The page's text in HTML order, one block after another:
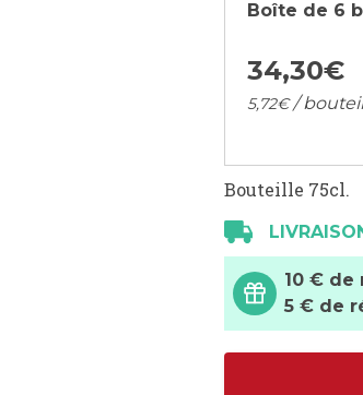
Boîte de 6
34,30€
5,72€/
Bouteille 75cl.
10 € de
5 € de